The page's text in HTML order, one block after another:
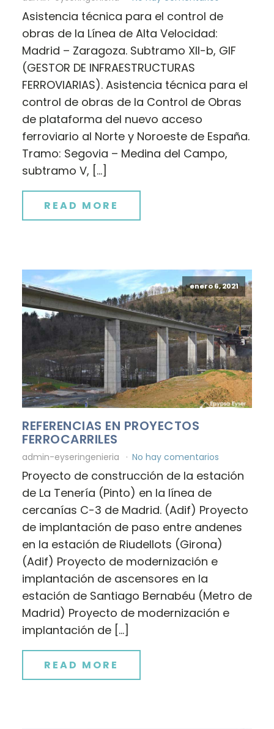
Asistencia técnica para el control de
obras de la Línea de Alta Velocidad:
Madrid – Zaragoza. Subtramo XII-b, GIF
(GESTOR DE INFRAESTRUCTURAS
FERROVIARIAS). Asistencia técnica para el
control de obras de la Control de Obras
de plataforma del nuevo acceso
ferroviario al Norte y Noroeste de España.
Tramo: Segovia – Medina del Campo,
subtramo V, […]
READ MORE
enero 6, 2021
REFERENCIAS EN PROYECTOS
FERROCARRILES
admin-eyseringenieria No hay comentarios
Proyecto de construcción de la estación
de La Tenería (Pinto) en la línea de
cercanías C-3 de Madrid. (Adif) Proyecto
de implantación de paso entre andenes
en la estación de Riudellots (Girona)
(Adif) Proyecto de modernización e
implantación de ascensores en la
estación de Santiago Bernabéu (Metro de
Madrid) Proyecto de modernización e
implantación de […]
READ MORE